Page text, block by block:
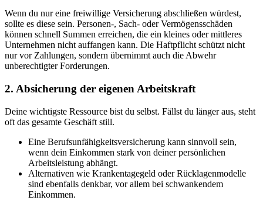
Wenn du nur eine freiwillige Versicherung abschließen würdest,
sollte es diese sein. Personen-, Sach- oder Vermögensschäden
können schnell Summen erreichen, die ein kleines oder mittleres
Unternehmen nicht auffangen kann. Die Haftpflicht schützt nicht
nur vor Zahlungen, sondern übernimmt auch die Abwehr
unberechtigter Forderungen.
2. Absicherung der eigenen Arbeitskraft
Deine wichtigste Ressource bist du selbst. Fällst du länger aus, steht
oft das gesamte Geschäft still.
Eine Berufsunfähigkeitsversicherung kann sinnvoll sein,
wenn dein Einkommen stark von deiner persönlichen
Arbeitsleistung abhängt.
Alternativen wie Krankentagegeld oder Rücklagenmodelle
sind ebenfalls denkbar, vor allem bei schwankendem
Einkommen.